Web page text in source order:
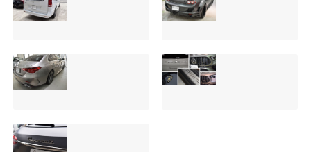
サンルーフ付きベ
ンツVクラス
（V220d）にフリ
店で断られた悩み
をプロの技術で解
決
マツダRX-8（マッ
トグレー）の板金
修理と専用コーテ
【施工事例】メル
セデス・ベンツ